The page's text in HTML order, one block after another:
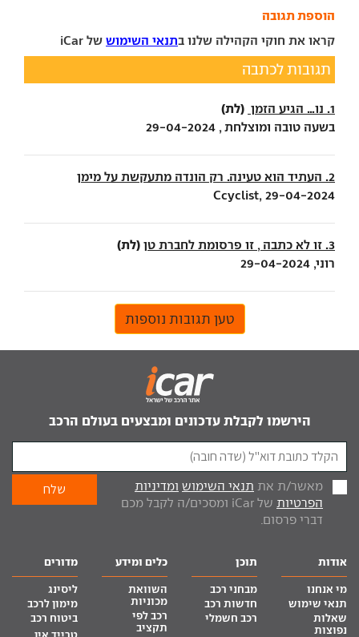
הוספת תגובה
קראו את חוקי הקהילה שלנו בתנאי השימוש של iCar
תגובות לכתבה
1. נו... הגיע הזמן (לת)
בשעה טובה ומוצלחת , 29-04-2024
2. העתיד הוא טעינה. רק הונדה מתעקשת על מימן
Ccyclist, 29-04-2024
3. זו לא כתבה , זו פרסומת לחברת טן (לת)
רוני, 29-04-2024
טען תגובות נוספות
הירשמו לקבלת עדכונים ומבצעים בעולם הרכב
מאשר/ת את תנאי השימוש ומדיניות
הפרטיות
של iCar ומסכים/ה לקבל מכם
דברי פרסום.
אודות
מי אנחנו
תנאי שימוש
שאלות
נפוצות
תוכן
מבחני רכב
חדשות רכב
רכב חשמלי
כלים ומידע
השוואת
מכוניות
רכב לפי
תקציב
מדורים
ליסינג
מימון לרכב
ביטוח רכב